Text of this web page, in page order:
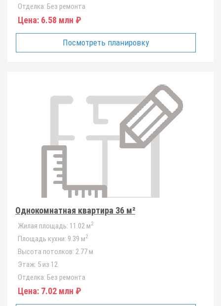
Отделка: Без ремонта
Цена: 6.58 млн ₽
Посмотреть планировку
Однокомнатная квартира 36 м²
Жилая площадь: 11.02 м2
Площадь кухни: 9.39 м2
Высота потолков: 2.77 м
Этаж: 5 из 12
Отделка: Без ремонта
Цена: 7.02 млн ₽